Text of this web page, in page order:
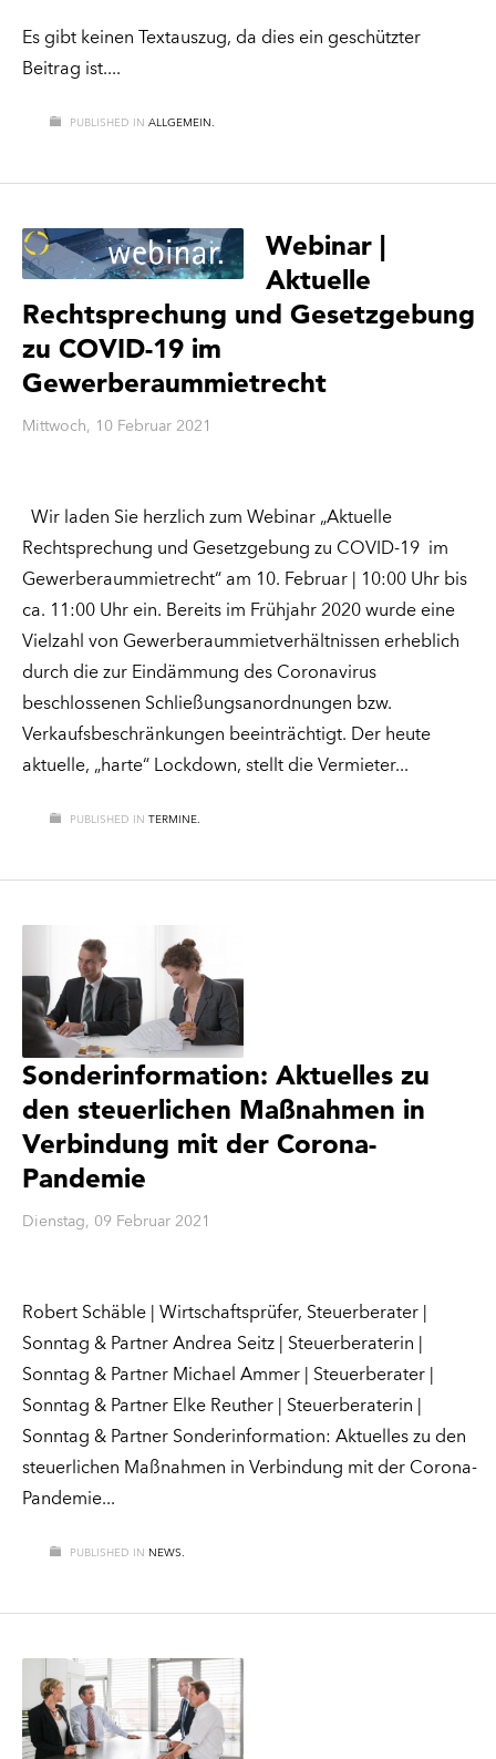
Es gibt keinen Textauszug, da dies ein geschützter
Beitrag ist.
PUBLISHED IN ALLGEMEIN.
Webinar |
Aktuelle
Rechtsprechung und Gesetzgebung
zu COVID-19 im
Gewerberaummietrecht
Mittwoch, 10 Februar 2021
Wir laden Sie herzlich zum Webinar „Aktuelle
Rechtsprechung und Gesetzgebung zu COVID-19 im
Gewerberaummietrecht“ am 10. Februar | 10:00 Uhr bis
ca. 11:00 Uhr ein. Bereits im Frühjahr 2020 wurde eine
Vielzahl von Gewerberaummietverhältnissen erheblich
durch die zur Eindämmung des Coronavirus
beschlossenen Schließungsanordnungen bzw.
Verkaufsbeschränkungen beeinträchtigt. Der heute
aktuelle, „harte“ Lockdown, stellt die Vermieter
PUBLISHED IN TERMINE.
Sonderinformation: Aktuelles zu
den steuerlichen Maßnahmen in
Verbindung mit der Corona-
Pandemie
Dienstag, 09 Februar 2021
Robert Schäble | Wirtschaftsprüfer, Steuerberater |
Sonntag & Partner Andrea Seitz | Steuerberaterin |
Sonntag & Partner Michael Ammer | Steuerberater |
Sonntag & Partner Elke Reuther | Steuerberaterin |
Sonntag & Partner Sonderinformation: Aktuelles zu den
steuerlichen Maßnahmen in Verbindung mit der Corona-
Pandemie
PUBLISHED IN NEWS.